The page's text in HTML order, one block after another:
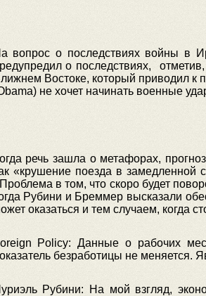
вопрос о последствиях войны в
о последствиях,
Востоке, который приводил
не хочет начинать военные
речь зашла о метафорах,
«крушение поезда в
в том, что скоро будет
Рубини и Бреммер высказали
оказаться и тем случаем, когда
Policy: Данные о рабочих
безработицы не меняется.
Рубини: На мой взгляд,